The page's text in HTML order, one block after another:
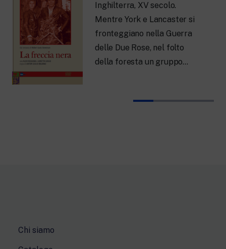
Inghilterra, XV secolo.
Mentre York e Lancaster si
fronteggiano nella Guerra
delle Due Rose, nel folto
della foresta un gruppo…
Chi siamo